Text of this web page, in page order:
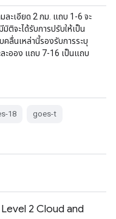
ะเอียด 2 กม. แถบ 1-6 จะ
ติจะได้รับการปรับให้เป็น
ลื่นเหล่านี้รองรับการระบุ
ะออง แถบ 7-16 เป็นแถบ
18 goes-t
2 Cloud and